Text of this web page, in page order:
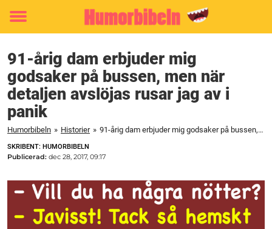
Toggle
91-årig dam erbjuder mig
godsaker på bussen, men när
detaljen avslöjas rusar jag av i
panik
Humorbibeln » Historier » 91-årig dam erbjuder mig godsaker på bussen, men när detaljen avslöjas rusar jag av i panik
SKRIBENT: HUMORBIBELN
Publicerad: dec 28, 2017, 09:17